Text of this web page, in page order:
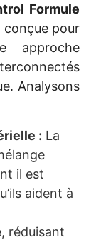
Formule
conçue pour
approche
Analysons
: La
il est
aident à
réduisant